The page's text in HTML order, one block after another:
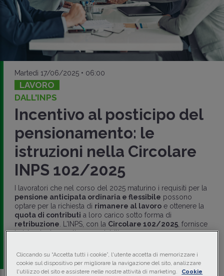
Martedì 17/06/2025 • 06:00
LAVORO
DALL'INPS
Incentivo al posticipo del
pensionamento: le
istruzioni nella Circolare
INPS 102/2025
I lavoratori che nel corso del 2025 maturino i requisiti per la
pensione anticipata ordinaria e flessibile possono
optare per la richiesta di rimanere al lavoroe ottenere la
quota di contributi a loro carico sotto forma di
retribuzione . L'INPS, con la Circolare 102/2025, fornisce
le istruzioni operative e contabili.
Cliccando su “Accetta tutti i cookie”, l'utente accetta di memorizzare i
cookie sul dispositivo per migliorare la navigazione del sito, analizzare
l'utilizzo del sito e assistere nelle nostre attività di marketing.
Cookie